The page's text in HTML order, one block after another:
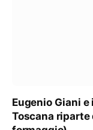
Eugenio Giani
Toscana riparte